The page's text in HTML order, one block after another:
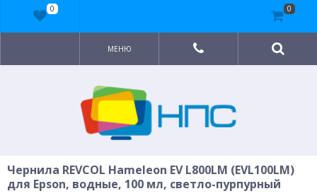
МЕНЮ
Чернила REVCOL Hameleon EV L800LM (EVL100LM)
для Epson, водные, 100 мл, светло-пурпурный
0 0